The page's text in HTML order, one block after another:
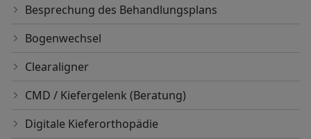
Besprechung des Behandlungsplans
Bogenwechsel
Clearaligner
CMD / Kiefergelenk (Beratung)
Digitale Kieferorthopädie